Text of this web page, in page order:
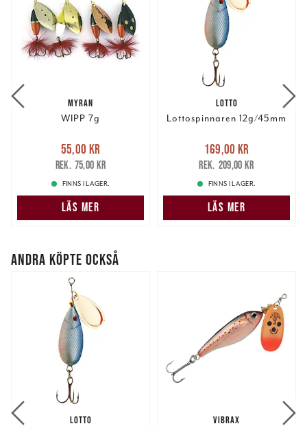
MYRAN
WIPP 7g
Nuvarande pris
55,00 krTidigare pris
75,00 kr
55,00 kr
75,00 kr
FINNS I LAGER.
LÄS MER
LOTTO
Lottospinnaren 12g/45mm
Nuvarande pris
169,00 krTidigare pris
209,00 kr
169,00 kr
209,00 kr
FINNS I LAGER.
LÄS MER
ANDRA KÖPTE OCKSÅ
LOTTO VIBRAX